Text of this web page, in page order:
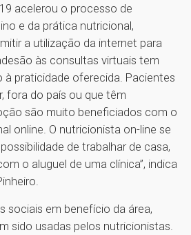
acelerou o processo de
e da prática nutricional,
a utilização da internet para
às consultas virtuais tem
à praticidade oferecida. Pacientes
fora do país ou que têm
são muito beneficiados com o
online. O nutricionista on-line se
de trabalhar de casa,
o aluguel de uma clínica”, indica
sociais em benefício da área,
sido usadas pelos nutricionistas.